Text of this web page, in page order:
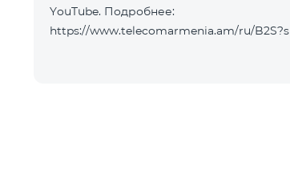
YouTube. Подробнее:
https://www.telecomarmenia.am/ru/B2S?s